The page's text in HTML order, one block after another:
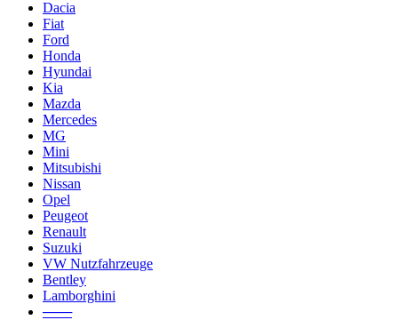
Dacia
Fiat
Ford
Honda
Hyundai
Kia
Mazda
Mercedes
MG
Mini
Mitsubishi
Nissan
Opel
Peugeot
Renault
Suzuki
VW Nutzfahrzeuge
Bentley
Lamborghini
───